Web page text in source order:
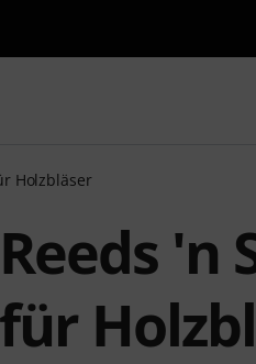
Holzbläser
Reeds 'n
für